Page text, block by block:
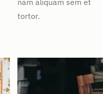
nam aliquam sem et
tortor.